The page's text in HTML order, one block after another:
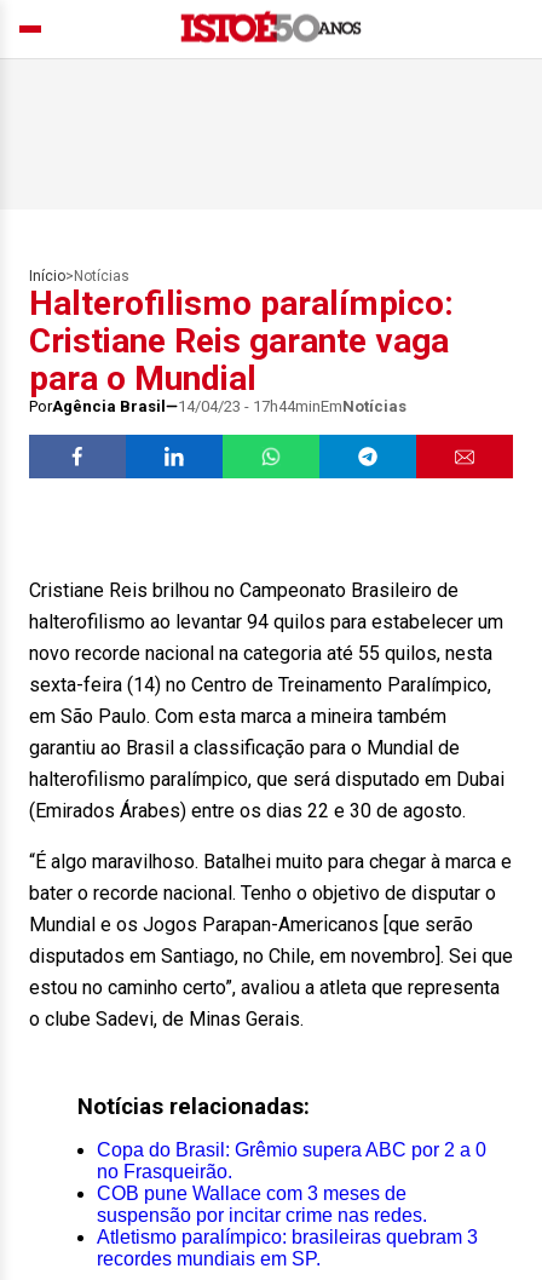
Início> Notícias
Halterofilismo paralímpico:
Cristiane Reis garante vaga
para o Mundial
PorAgência Brasil 14/04/23 - 17h44minEmNotícias
Cristiane Reis brilhou no Campeonato Brasileiro de
halterofilismo ao levantar 94 quilos para estabelecer um
novo recorde nacional na categoria até 55 quilos, nesta
sexta-feira (14) no Centro de Treinamento Paralímpico,
em São Paulo. Com esta marca a mineira também
garantiu ao Brasil a classificação para o Mundial de
halterofilismo paralímpico, que será disputado em Dubai
(Emirados Árabes) entre os dias 22 e 30 de agosto.
“É algo maravilhoso. Batalhei muito para chegar à marca e
bater o recorde nacional. Tenho o objetivo de disputar o
Mundial e os Jogos Parapan-Americanos [que serão
disputados em Santiago, no Chile, em novembro]. Sei que
estou no caminho certo”, avaliou a atleta que representa
o clube Sadevi, de Minas Gerais.
Notícias relacionadas:
Copa do Brasil: Grêmio supera ABC por 2 a 0
no Frasqueirão.
COB pune Wallace com 3 meses de
suspensão por incitar crime nas redes.
Atletismo paralímpico: brasileiras quebram 3
recordes mundiais em SP.